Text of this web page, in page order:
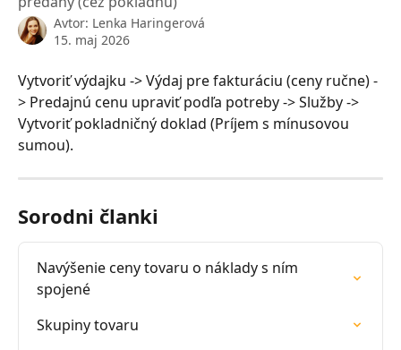
Avtor: Lenka Haringerová
15. maj 2026
Vytvoriť výdajku -> Výdaj pre fakturáciu (ceny ručne) -
> Predajnú cenu upraviť podľa potreby -> Služby ->
Vytvoriť pokladničný doklad (Príjem s mínusovou
sumou).
Sorodni članki
Navýšenie ceny tovaru o náklady s ním
spojené
Skupiny tovaru